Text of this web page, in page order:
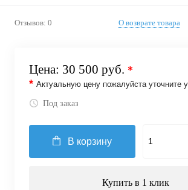
Отзывов: 0 О возврате товара
Цена: 30 500 руб. *
* Актуальную цену пожалуйста уточните
Под заказ
В корзину
Купить в 1 клик